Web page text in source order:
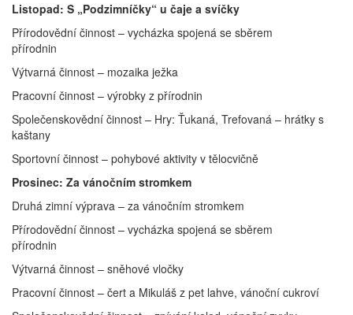
Listopad: S „Podzimníčky“ u čaje a svíčky
Přírodovědní činnost – vycházka spojená se sběrem
přírodnin
Výtvarná činnost – mozaika ježka
Pracovní činnost – výrobky z přírodnin
Společenskovědní činnost – Hry: Ťukaná, Trefovaná – hrátky s
kaštany
Sportovní činnost – pohybové aktivity v tělocvičně
Prosinec: Za vánočním stromkem
Druhá zimní výprava – za vánočním stromkem
Přírodovědní činnost – vycházka spojená se sběrem
přírodnin
Výtvarná činnost – sněhové vločky
Pracovní činnost – čert a Mikuláš z pet lahve, vánoční cukroví